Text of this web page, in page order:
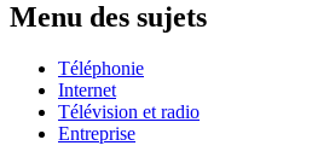
Menu des sujets
Téléphonie
Internet
Télévision et radio
Entreprise